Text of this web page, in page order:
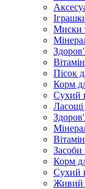
Миски
Пісок
Корм
Сухий
Ласощі
Засоби
Корм
Сухий
Живий